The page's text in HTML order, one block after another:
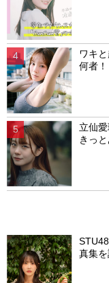
ワキ
何者！
立仙
きっ
真集を